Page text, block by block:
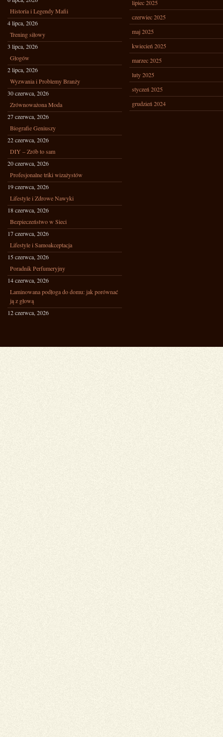
Historia i Legendy Mafii
4 lipca, 2026
Trening siłowy
3 lipca, 2026
Głogów
2 lipca, 2026
Wyzwania i Problemy Branży
30 czerwca, 2026
Zrównoważona Moda
27 czerwca, 2026
Biografie Geniuszy
22 czerwca, 2026
DIY – Zrób to sam
20 czerwca, 2026
Profesjonalne triki wizażystów
19 czerwca, 2026
Lifestyle i Zdrowe Nawyki
18 czerwca, 2026
Bezpieczeństwo w Sieci
17 czerwca, 2026
Lifestyle i Samoakceptacja
15 czerwca, 2026
Poradnik Perfumeryjny
14 czerwca, 2026
Laminowana podłoga do domu: jak porównać
ją z głową
12 czerwca, 2026
lipiec 2025
czerwiec 2025
maj 2025
kwiecień 2025
marzec 2025
luty 2025
styczeń 2025
grudzień 2024